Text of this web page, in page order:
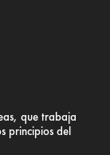
que trabaja
principios del